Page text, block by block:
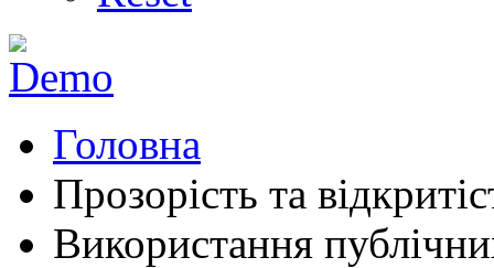
Головна
Прозорість та
Використання